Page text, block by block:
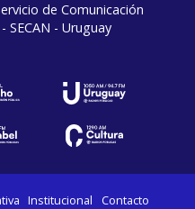
de Comunicación
SECAN - Uruguay
Institucional Contacto